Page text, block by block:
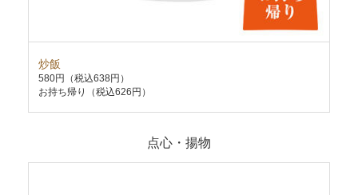
炒飯
580円
（税込638円）
お持ち帰り（税込626円）
点心・揚物